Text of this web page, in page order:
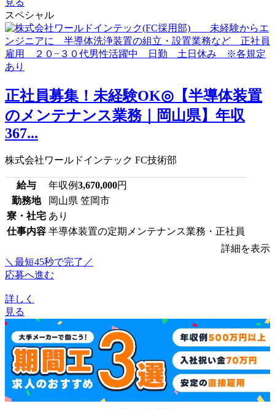
スペシャル
正社員募集！未経験OK◎【半導体装置
のメンテナンス業務｜岡山県】年収
367...
株式会社ワールドインテック FC技術部
給与 年収例3,670,000円
勤務地
岡山県 笠岡市
寮・社宅 あり
仕事内容 半導体装置の定期メンテナンス業務・正社員
詳細を表示
＼最短45秒で完了／
応募へ進む
詳しく
見る